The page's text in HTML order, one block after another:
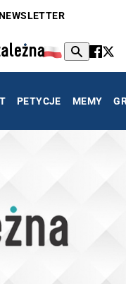
PETYCJE MEMY